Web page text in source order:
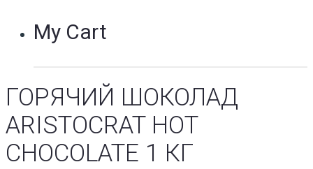
My Cart
ГОРЯЧИЙ ШОКОЛАД
ARISTOCRAT HOT
CHOCOLATE 1 КГ